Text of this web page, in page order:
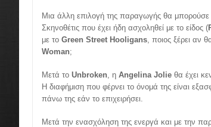
Μια άλλη επιλογή της παραγωγής θα μπορούσε
Σκηνοθέτις που έχει ήδη ασχοληθεί με το είδος (
με το Green Street Hooligans , ποιος ξέρει αν
Woman;
Μετά το Unbroken , η Angelina Jolie θα έχει
Η διαφήμιση που φέρνει το όνομά της είναι
πάνω της εάν το επιχειρήσει.
Μετά την ενασχόληση της ενεργά και με την